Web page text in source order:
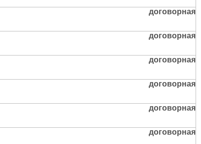
договорная
договорная
договорная
договорная
договорная
договорная